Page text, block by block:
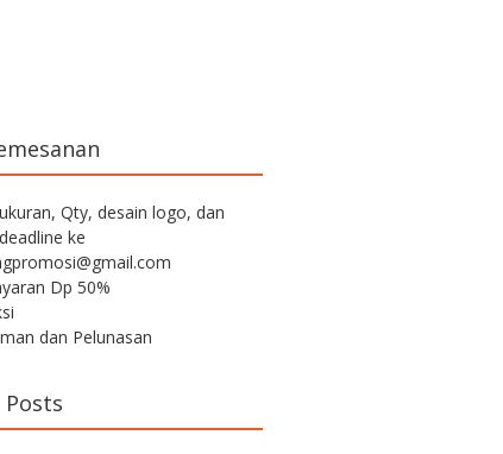
Qty, desain logo, dan
ke
Dp 50%
dan Pelunasan
Posts